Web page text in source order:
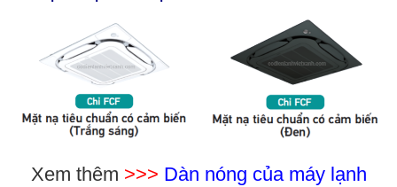
Xem thêm >>> Dàn nóng của máy lạnh